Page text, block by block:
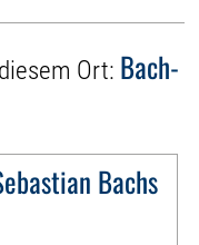
Ort: Bach-
Bachs